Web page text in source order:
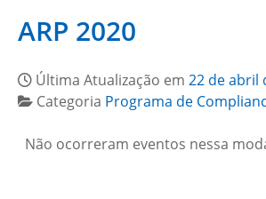
ARP 2020
Última Atualização em 22 de abril
Categoria Programa de
Não ocorreram eventos nessa